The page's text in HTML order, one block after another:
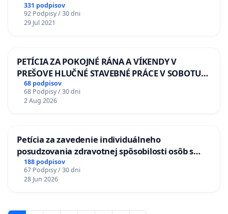
331 podpisov
92 Podpisy / 30 dni
29 Jul 2021
PETÍCIA ZA POKOJNÉ RÁNA A VÍKENDY V
PREŠOVE HLUČNÉ STAVEBNÉ PRÁCE V SOBOTU
LEN OD 9.00 DO 13.00 HOD., CEZ PRACOVNÝ
TÝŽDEŇ CIEĽ 8.00 – 18.00 HOD. A PRAVIDELNÁ
KONTROLA STAVBY C-AREA NA
68 podpisov
68 Podpisy / 30 dni
2 Aug 2026
Petícia za zavedenie individuálneho
posudzovania zdravotnej spôsobilosti osôb s
diabetom 1. a 2. typu pri prijímaní do
Policajného zboru SR
188 podpisov
67 Podpisy / 30 dni
28 Jun 2026